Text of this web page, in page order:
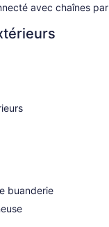
avec chaînes
buanderie